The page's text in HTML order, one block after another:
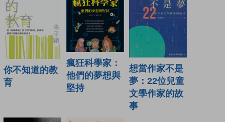
你不知道的教
育
瘋狂科學家：
他們的夢想與
堅持
想當作家不是
夢：22位兒童
文學作家的故
事